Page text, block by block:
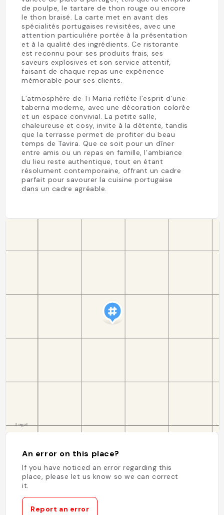
de poulpe, le tartare de thon rouge ou encore
le thon braisé. La carte met en avant des
spécialités portugaises revisitées, avec une
attention particulière portée à la présentation
et à la qualité des ingrédients. Ce ristorante
est reconnu pour ses produits frais, ses
saveurs explosives et son service attentif,
faisant de chaque repas une expérience
mémorable pour ses clients.
L’atmosphère de Ti Maria reflète l’esprit d’une
taberna moderne, avec une décoration colorée
et un espace convivial. La petite salle,
chaleureuse et cosy, invite à la détente, tandis
que la terrasse permet de profiter du beau
temps de Tavira. Que ce soit pour un dîner
entre amis ou un repas en famille, l’ambiance
du lieu reste authentique, tout en étant
résolument contemporaine, offrant un cadre
parfait pour savourer la cuisine portugaise
dans un cadre agréable.
An error on this place?
If you have noticed an error regarding this
place, please let us know so we can correct
it.
Report an error